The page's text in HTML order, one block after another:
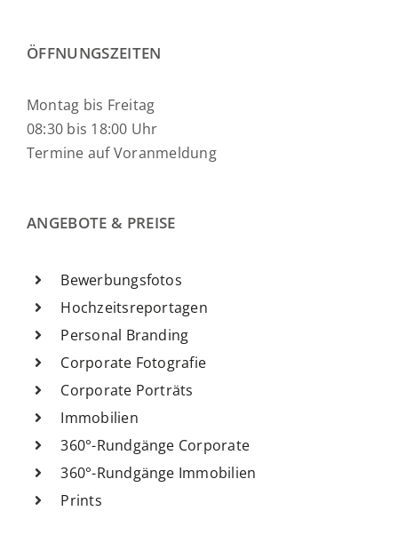
ÖFFNUNGSZEITEN
Montag bis Freitag
08:30 bis 18:00 Uhr
Termine auf Voranmeldung
ANGEBOTE & PREISE
Bewerbungsfotos
Hochzeitsreportagen
Personal Branding
Corporate Fotografie
Corporate Porträts
Immobilien
360°-Rundgänge Corporate
360°-Rundgänge Immobilien
Prints